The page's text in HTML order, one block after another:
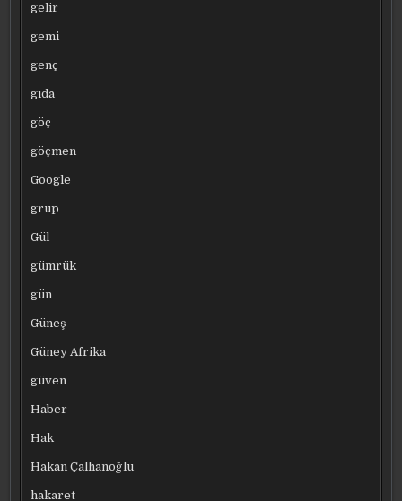
gelir
gemi
genç
gıda
göç
göçmen
Google
grup
Gül
gümrük
gün
Güneş
Güney Afrika
güven
Haber
Hak
Hakan Çalhanoğlu
hakaret